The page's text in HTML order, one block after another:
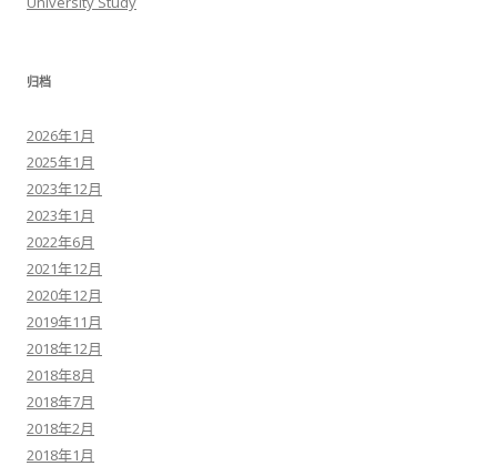
归档
2026年1月
2025年1月
2023年12月
2023年1月
2022年6月
2021年12月
2020年12月
2019年11月
2018年12月
2018年8月
2018年7月
2018年2月
2018年1月